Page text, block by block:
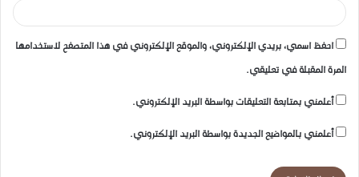
احفظ اسمي، بريدي الإلكتروني، والموقع الإلكتروني في هذا المتصفح لاستخدامها
المرة المقبلة في تعليقي.
أعلمني بمتابعة التعليقات بواسطة البريد الإلكتروني.
أعلمني بالمواضيع الجديدة بواسطة البريد الإلكتروني.